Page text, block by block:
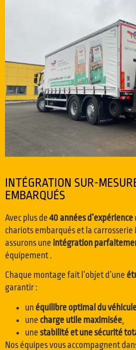
INTÉGRATION SUR-
EMBARQUÉS
Avec plus de 40 années d’expérience
chariots embarqués et la
assurons une intégration
équipement .
Chaque montage fait l’objet d’une
garantir :
un équilibre optimal du
une charge utile maximisée
une stabilité et une sécurité
Nos équipes vous accompagnent